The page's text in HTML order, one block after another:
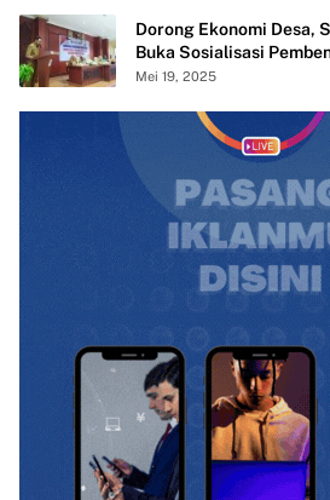
Dorong Ekonomi Desa,
Buka Sosialisasi
Merah Putih
Mei 19, 2025